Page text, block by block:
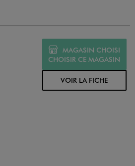
MAGASIN CHOISI
CHOISIR CE MAGASIN
VOIR LA FICHE